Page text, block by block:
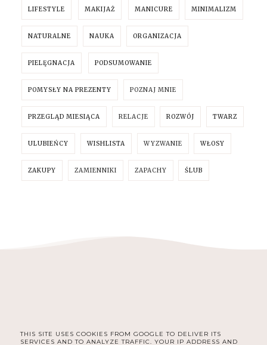
LIFESTYLE MAKIJAŻ MANICURE MINIMALIZM
NATURALNE NAUKA ORGANIZACJA
PIELĘGNACJA PODSUMOWANIE
POMYSŁY NA PREZENTY POZNAJ MNIE
PRZEGLĄD MIESIĄCA RELACJE ROZWÓJ TWARZ
ULUBIEŃCY WISHLISTA WYZWANIE WŁOSY
ZAKUPY ZAMIENNIKI ZAPACHY ŚLUB
FACEBOOK INSTAGRAM
THIS SITE USES COOKIES FROM GOOGLE TO DELIVER ITS
SERVICES AND TO ANALYZE TRAFFIC. YOUR IP ADDRESS AND